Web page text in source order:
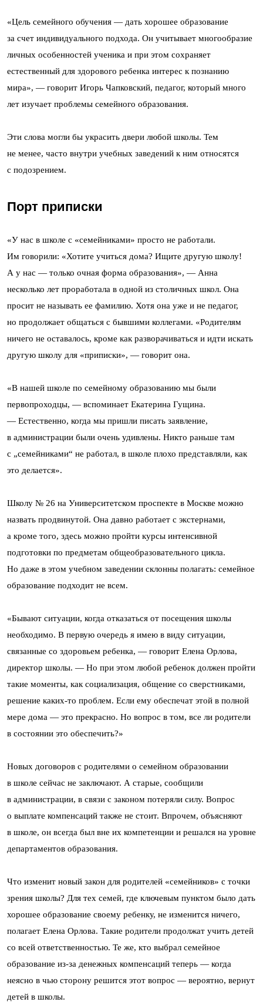
«Цель семейного обучения — дать хорошее образование
за счет индивидуального подхода. Он учитывает многообразие
личных особенностей ученика и при этом сохраняет
естественный для здорового ребенка интерес к познанию
мира», — говорит Игорь Чапковский, педагог, который много
лет изучает проблемы семейного образования.
Эти слова могли бы украсить двери любой школы. Тем
не менее, часто внутри учебных заведений к ним относятся
с подозрением.
Порт приписки
«У нас в школе с «семейниками» просто не работали.
Им говорили: «Хотите учиться дома? Ищите другую школу!
А у нас — только очная форма образования», — Анна
несколько лет проработала в одной из столичных школ. Она
просит не называть ее фамилию. Хотя она уже и не педагог,
но продолжает общаться с бывшими коллегами. «Родителям
ничего не оставалось, кроме как разворачиваться и идти искать
другую школу для «приписки», — говорит она.
«В нашей школе по семейному образованию мы были
первопроходцы, — вспоминает Екатерина Гущина.
— Естественно, когда мы пришли писать заявление,
в администрации были очень удивлены. Никто раньше там
с „семейниками“ не работал, в школе плохо представляли, как
это делается».
Школу № 26 на Университетском проспекте в Москве можно
назвать продвинутой. Она давно работает с экстернами,
а кроме того, здесь можно пройти курсы интенсивной
подготовки по предметам общеобразовательного цикла.
Но даже в этом учебном заведении склонны полагать: семейное
образование подходит не всем.
«Бывают ситуации, когда отказаться от посещения школы
необходимо. В первую очередь я имею в виду ситуации,
связанные со здоровьем ребенка, — говорит Елена Орлова,
директор школы. — Но при этом любой ребенок должен пройти
такие моменты, как социализация, общение со сверстниками,
решение каких-то проблем. Если ему обеспечат этой в полной
мере дома — это прекрасно. Но вопрос в том, все ли родители
в состоянии это обеспечить?»
Новых договоров с родителями о семейном образовании
в школе сейчас не заключают. А старые, сообщили
в администрации, в связи с законом потеряли силу. Вопрос
о выплате компенсаций также не стоит. Впрочем, объясняют
в школе, он всегда был вне их компетенции и решался на уровне
департаментов образования.
Что изменит новый закон для родителей «семейников» с точки
зрения школы? Для тех семей, где ключевым пунктом было дать
хорошее образование своему ребенку, не изменится ничего,
полагает Елена Орлова. Такие родители продолжат учить детей
со всей ответственностью. Те же, кто выбрал семейное
образование из-за денежных компенсаций теперь — когда
неясно в чью сторону решится этот вопрос — вероятно, вернут
детей в школы.